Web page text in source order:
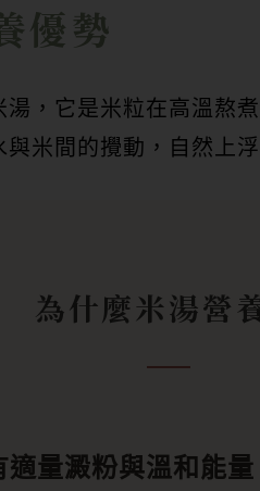
優勢
湯，它是米粒在高溫熬
與米間的攪動，自然上
為什麼米湯營
適量澱粉與溫和能量